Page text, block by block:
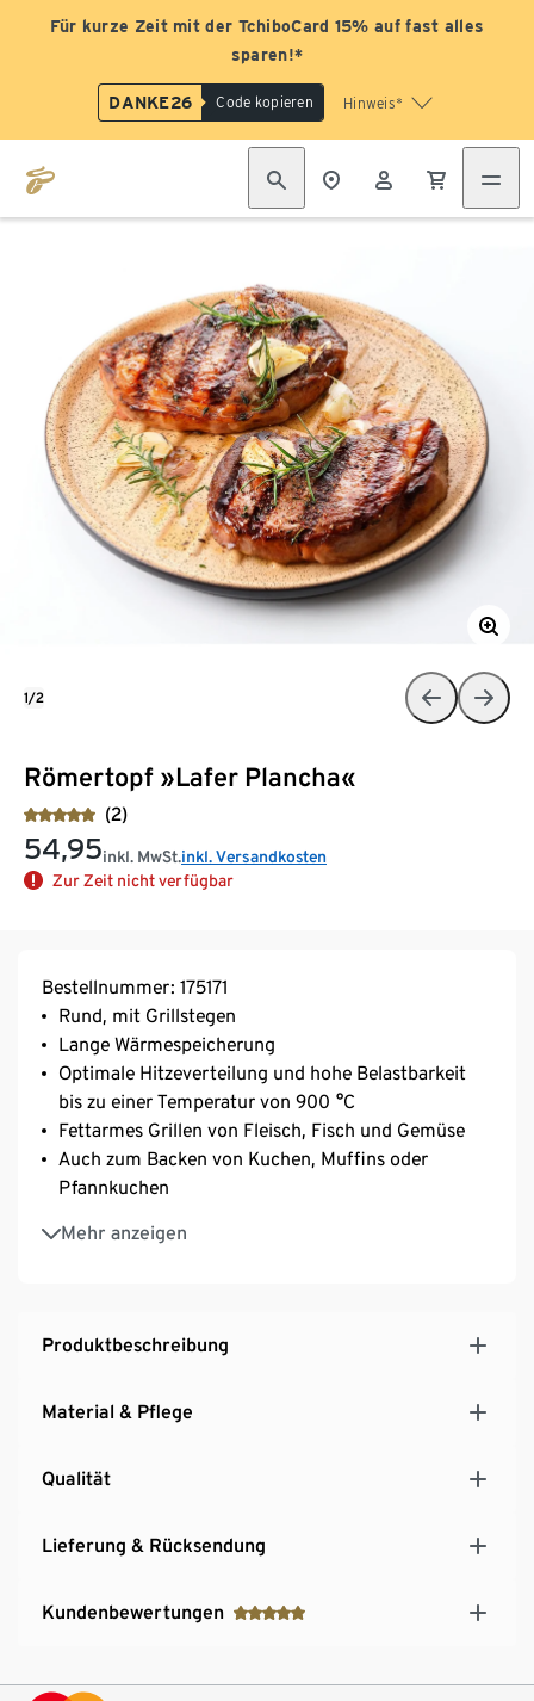
Für kurze Zeit mit der TchiboCard 15% auf fast alles
sparen!*
DANKE26 Code kopieren Hinweis*
Römertopf »Lafer Plancha«
(2)
54,95inkl. MwSt.inkl. Versandkosten
Zur Zeit nicht verfügbar
1/2
Bestellnummer: 175171
Rund, mit Grillstegen
Lange Wärmespeicherung
Optimale Hitzeverteilung und hohe Belastbarkeit
bis zu einer Temperatur von 900 °C
Fettarmes Grillen von Fleisch, Fisch und Gemüse
Auch zum Backen von Kuchen, Muffins oder
Pfannkuchen
Mehr anzeigen
Geeignet für Grill, Ofen und Mikrowelle
Schnitt- und kratzfest
Produktbeschreibung
Material & Pflege
Qualität
Lieferung & Rücksendung
Kundenbewertungen